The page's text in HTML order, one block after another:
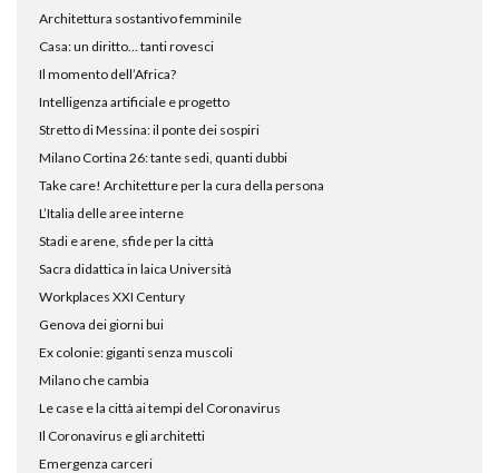
Architettura sostantivo femminile
Casa: un diritto… tanti rovesci
Il momento dell’Africa?
Intelligenza artificiale e progetto
Stretto di Messina: il ponte dei sospiri
Milano Cortina 26: tante sedi, quanti dubbi
Take care! Architetture per la cura della persona
L’Italia delle aree interne
Stadi e arene, sfide per la città
Sacra didattica in laica Università
Workplaces XXI Century
Genova dei giorni bui
Ex colonie: giganti senza muscoli
Milano che cambia
Le case e la città ai tempi del Coronavirus
Il Coronavirus e gli architetti
Emergenza carceri